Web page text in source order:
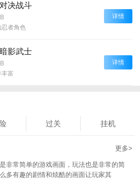
决战斗
忍者角色
详情
影武士
丰富
详情
过关 挂机
更多>
非常简单的游戏画面，玩法也是非常的简
多有趣的剧情和炫酷的画面让玩家其